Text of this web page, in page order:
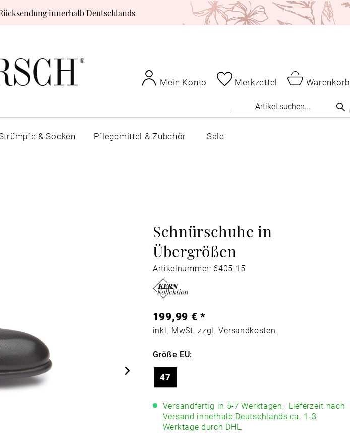
innerhalb Deutschlands
Mein Konto Merkzettel
Warenkorb
& Socken Pflegemittel & Zubehör Sale
Schnürschuhe in
Übergrößen
Artikelnummer: 6405-15
199,99 € *
inkl. MwSt.zzgl. Versandkosten
Größe EU:
47
Versandfertig in 5-7 Werktagen, Lieferzeit nach
Versand innerhalb Deutschlands ca. 1-3
Werktage durch DHL.